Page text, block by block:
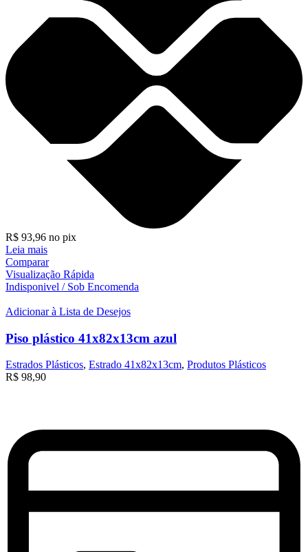
R$ 93,96 no pix
Leia mais
Comparar
Visualização Rápida
Indisponivel / Sob Encomenda
Adicionar à Lista de Desejos
Piso plástico 41x82x13cm azul
Estrados Plásticos, Estrado 41x82x13cm, Produtos Plásticos
R$ 98,90